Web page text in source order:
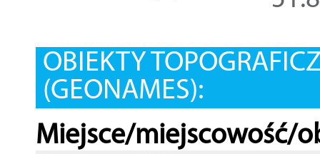
OBIEKTY
(GEONAMES):
Miejsce/miejscowość/